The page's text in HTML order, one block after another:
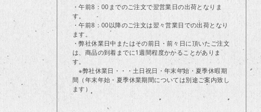
・午前8：00までのご注文で翌営業日の出荷となりま
す。
・午前8：00以降のご注文は翌々営業日での出荷となり
ます。
・弊社休業日中またはその前日・前々日に頂いたご注文
は、商品の到着までに1週間程度かかることがありま
す。
※弊社休業日・・・土日祝日・年末年始・夏季休暇期
間（年末年始・夏季休業期間については別途ご案内致し
ます）